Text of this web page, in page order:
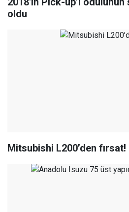
oldu
Mitsubishi L200’den fırsat!